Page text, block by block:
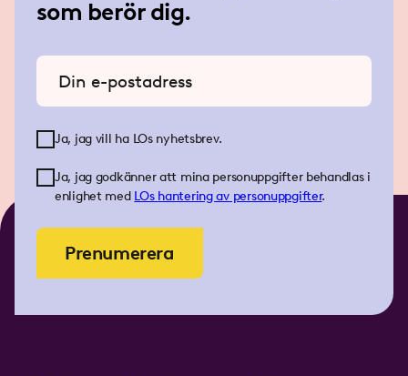
som berör dig.
Ange din e-postadress
Ja, jag vill ha LOs nyhetsbrev.
Ja, jag godkänner att mina personuppgifter behandlas i
enlighet med LOs hantering av personuppgifter.
Prenumerera